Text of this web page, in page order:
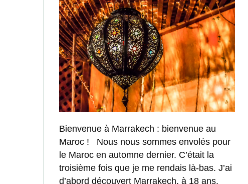
Bienvenue à Marrakech : bienvenue au
Maroc ! Nous nous sommes envolés pour
le Maroc en automne dernier. C’était la
troisième fois que je me rendais là-bas. J’ai
d’abord découvert Marrakech, à 18 ans,